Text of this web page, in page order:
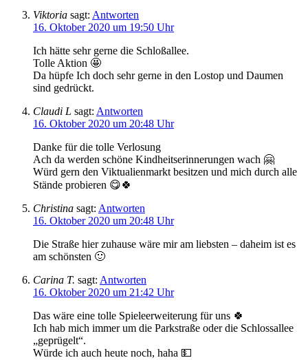
Viktoria sagt: Antworten
16. Oktober 2020 um 19:50 Uhr
Ich hätte sehr gerne die Schloßallee.
Tolle Aktion 🤩
Da hüpfe Ich doch sehr gerne in den Lostop und Daumen
sind gedrückt.
Claudi L sagt: Antworten
16. Oktober 2020 um 20:48 Uhr
Danke für die tolle Verlosung
Ach da werden schöne Kindheitserinnerungen wach 🤗
Würd gern den Viktualienmarkt besitzen und mich durch alle
Stände probieren 😋🍀
Christina sagt: Antworten
16. Oktober 2020 um 20:48 Uhr
Die Straße hier zuhause wäre mir am liebsten – daheim ist es
am schönsten 🙂
Carina T. sagt: Antworten
16. Oktober 2020 um 21:42 Uhr
Das wäre eine tolle Spieleerweiterung für uns 🍀
Ich hab mich immer um die Parkstraße oder die Schlossallee
„geprügelt“.
Würde ich auch heute noch, haha 💵